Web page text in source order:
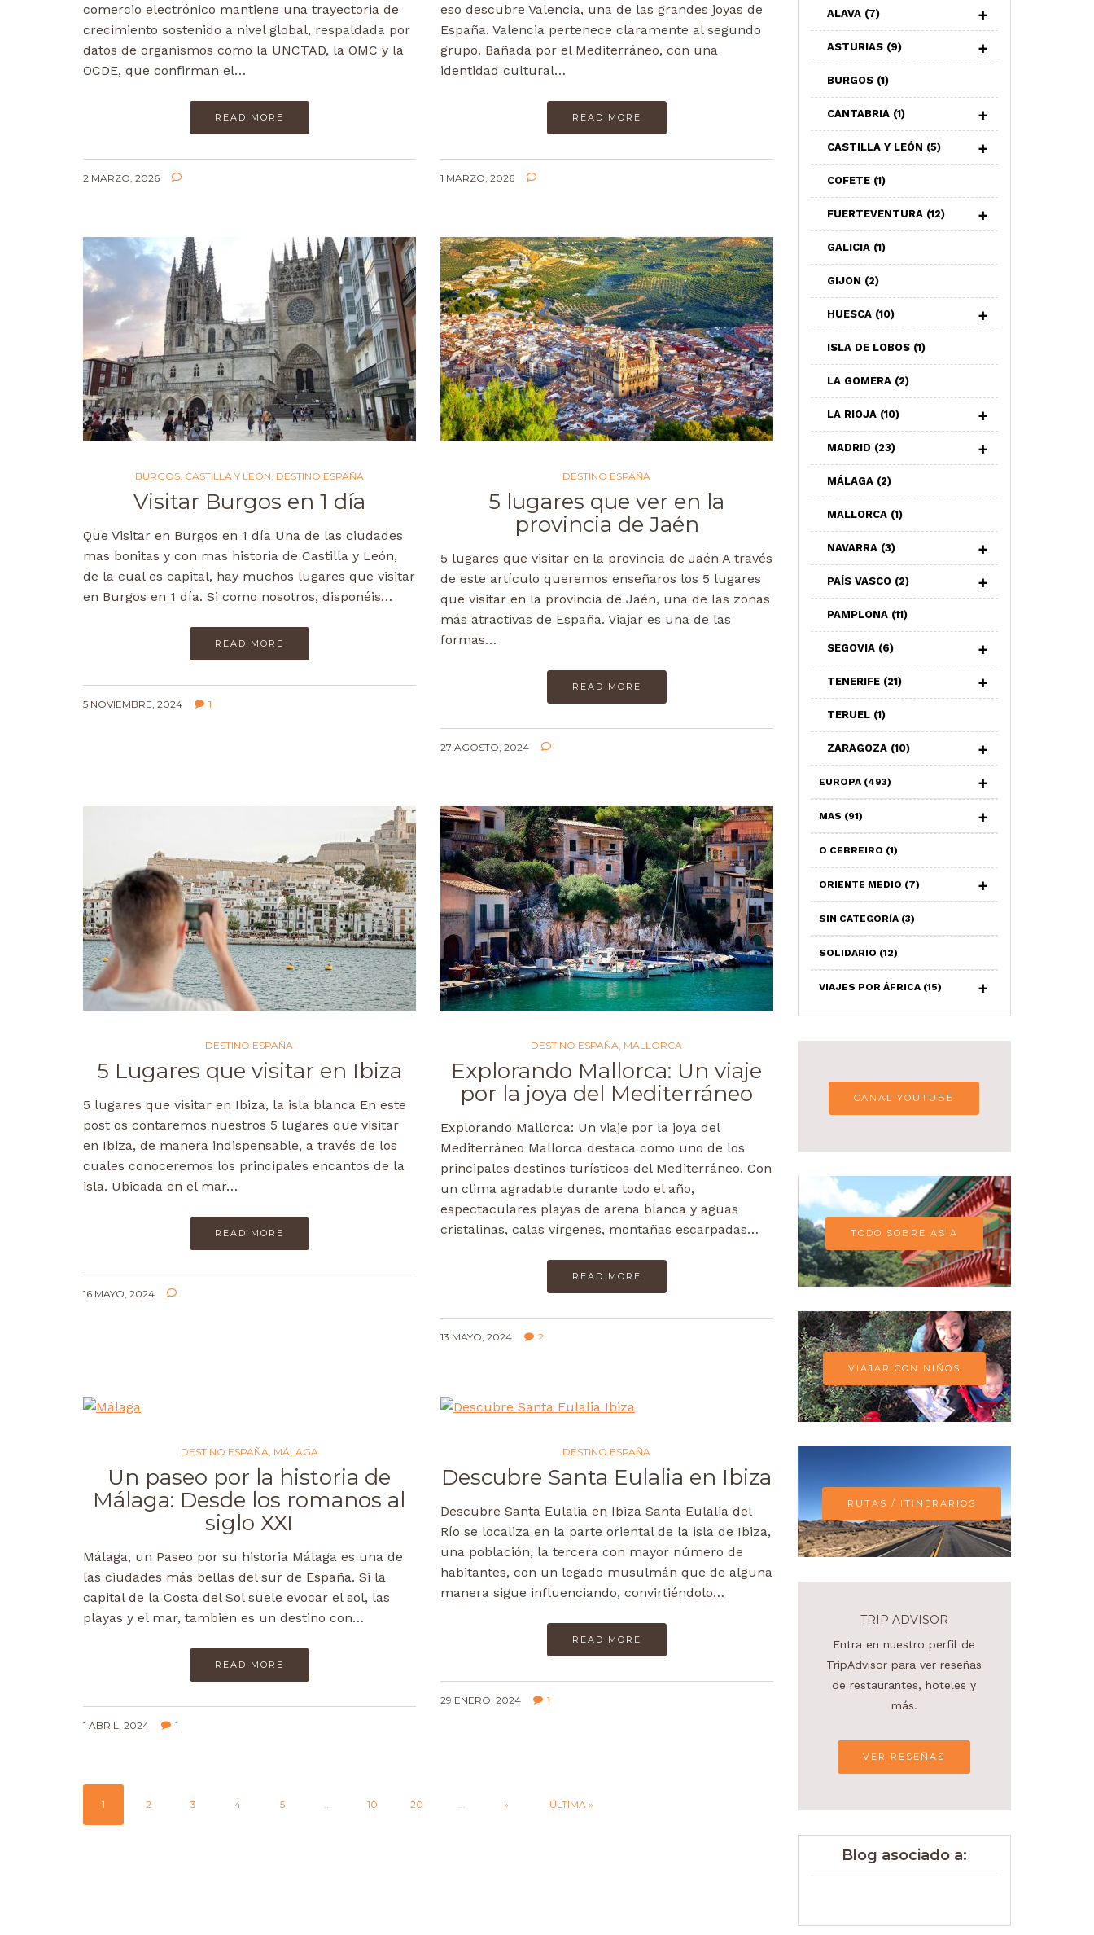
comercio electrónico mantiene una trayectoria de
crecimiento sostenido a nivel global, respaldada por
datos de organismos como la UNCTAD, la OMC y la
OCDE, que confirman el…
READ MORE
2 MARZO, 2026
eso descubre Valencia, una de las grandes joyas de
España. Valencia pertenece claramente al segundo
grupo. Bañada por el Mediterráneo, con una
identidad cultural…
READ MORE
1 MARZO, 2026
BURGOS, CASTILLA Y LEÓN DESTINO ESPAÑA
Visitar Burgos en 1 día
Que Visitar en Burgos en 1 día Una de las ciudades
mas bonitas y con mas historia de Castilla y León,
de la cual es capital, hay muchos lugares que visitar
en Burgos en 1 día. Si como nosotros, disponéis…
READ MORE
5 NOVIEMBRE, 2024 1
DESTINO ESPAÑA
5 lugares que ver en la
provincia de Jaén
5 lugares que visitar en la provincia de Jaén A través
de este artículo queremos enseñaros los 5 lugares
que visitar en la provincia de Jaén, una de las zonas
más atractivas de España. Viajar es una de las
formas…
READ MORE
27 AGOSTO, 2024
DESTINO ESPAÑA
5 Lugares que visitar en Ibiza
5 lugares que visitar en Ibiza, la isla blanca En este
post os contaremos nuestros 5 lugares que visitar
en Ibiza, de manera indispensable, a través de los
cuales conoceremos los principales encantos de la
isla. Ubicada en el mar…
READ MORE
16 MAYO, 2024
DESTINO ESPAÑA MALLORCA
Explorando Mallorca: Un viaje
por la joya del Mediterráneo
Explorando Mallorca: Un viaje por la joya del
Mediterráneo Mallorca destaca como uno de los
principales destinos turísticos del Mediterráneo. Con
un clima agradable durante todo el año,
espectaculares playas de arena blanca y aguas
cristalinas, calas vírgenes, montañas escarpadas…
READ MORE
13 MAYO, 2024 2
DESTINO ESPAÑA, MÁLAGA
Un paseo por la historia de
Málaga: Desde los romanos al
siglo XXI
Málaga, un Paseo por su historia Málaga es una de
las ciudades más bellas del sur de España. Si la
capital de la Costa del Sol suele evocar el sol, las
playas y el mar, también es un destino con…
READ MORE
1 ABRIL, 2024 1
DESTINO ESPAÑA
Descubre Santa Eulalia en Ibiza
Descubre Santa Eulalia en Ibiza Santa Eulalia del
Río se localiza en la parte oriental de la isla de Ibiza,
una población, la tercera con mayor número de
habitantes, con un legado musulmán que de alguna
manera sigue influenciando, convirtiéndolo…
READ MORE
29 ENERO, 2024 1
1 2 3 4 5 ... 10 20 ... » ÚLTIMA »
ALAVA (7)
ASTURIAS (9)
BURGOS (1)
CANTABRIA (1)
CASTILLA Y LEÓN (5)
COFETE (1)
FUERTEVENTURA (12)
GALICIA (1)
GIJON (2)
HUESCA (10)
ISLA DE LOBOS (1)
LA GOMERA (2)
LA RIOJA (10)
MADRID (23)
MÁLAGA (2)
MALLORCA (1)
NAVARRA (3)
PAÍS VASCO (2)
PAMPLONA (11)
SEGOVIA (6)
TENERIFE (21)
TERUEL (1)
ZARAGOZA (10)
EUROPA (493)
MAS (91)
O CEBREIRO (1)
ORIENTE MEDIO (7)
SIN CATEGORÍA (3)
SOLIDARIO (12)
VIAJES POR ÁFRICA (15)
CANAL YOUTUBE
TODO SOBRE ASIA
VIAJAR CON NIÑOS
RUTAS / ITINERARIOS
TRIP ADVISOR
Entra en nuestro perfil de
TripAdvisor para ver reseñas
de restaurantes, hoteles y
más.
VER RESEÑAS
Blog asociado a: